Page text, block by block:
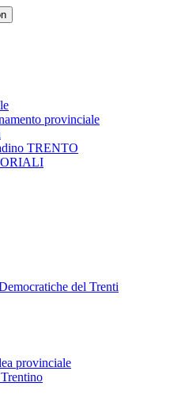
provinciale
TRENTO
del Trenti
provinciale